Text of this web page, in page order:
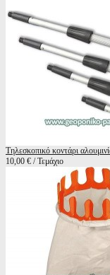
Τηλεσκοπικό κοντάρι
10,00 € / Τεμάχιο